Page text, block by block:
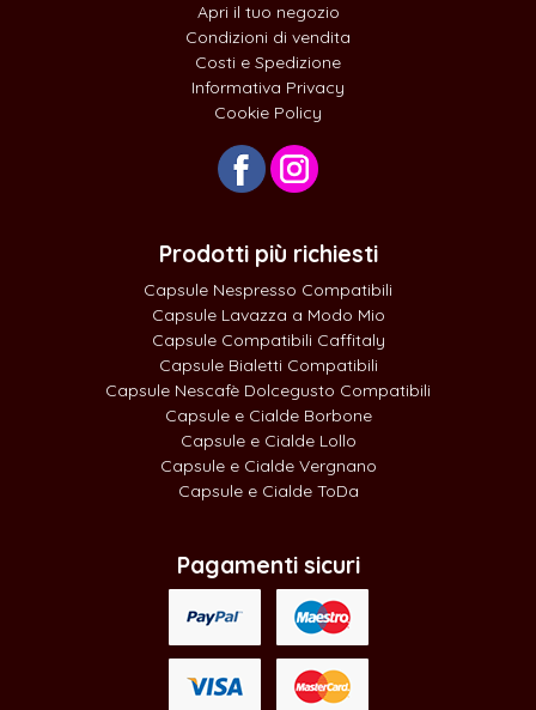
Apri il tuo negozio
Condizioni di vendita
Costi e Spedizione
Informativa Privacy
Cookie Policy
Prodotti più richiesti
Capsule Nespresso Compatibili
Capsule Lavazza a Modo Mio
Capsule Compatibili Caffitaly
Capsule Bialetti Compatibili
Capsule Nescafè Dolcegusto Compatibili
Capsule e Cialde Borbone
Capsule e Cialde Lollo
Capsule e Cialde Vergnano
Capsule e Cialde ToDa
Pagamenti sicuri